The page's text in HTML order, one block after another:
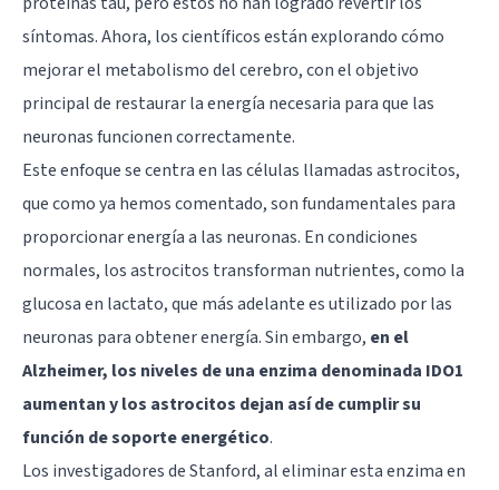
síntomas. Ahora, los científicos están explorando cómo
mejorar el metabolismo del cerebro, con el objetivo
principal de restaurar la energía necesaria para que las
neuronas funcionen correctamente.
Este enfoque se centra en las células llamadas astrocitos,
que como ya hemos comentado, son fundamentales para
proporcionar energía a las neuronas. En condiciones
normales, los astrocitos transforman nutrientes, como la
glucosa en lactato, que más adelante es utilizado por las
neuronas para obtener energía. Sin embargo, en el
Alzheimer, los niveles de una enzima denominada IDO1
aumentan y los astrocitos dejan así de cumplir su
función de soporte energético.
Los investigadores de Stanford, al eliminar esta enzima en